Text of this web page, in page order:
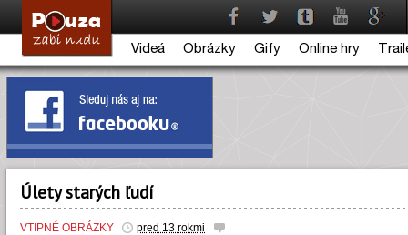
Videá Obrázky Gify Online hry
Úlety starých ľudí
VTIPNÉ OBRÁZKY pred 13 rokmi